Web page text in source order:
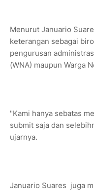
Menurut Januario
keterangan sebagai
pengurusan
(WNA) maupun Warga
"Kami hanya sebatas
submit saja dan
ujarnya.
Januario Suares juga